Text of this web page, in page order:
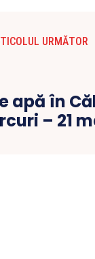
URMĂTOR
apă în